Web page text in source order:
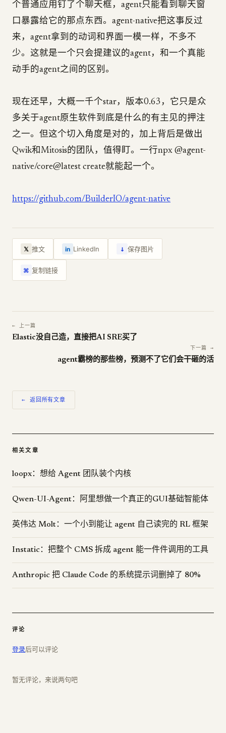
个普通应用钉了个聊天框，agent只能看到聊天窗
口暴露给它的那点东西。agent-native把这事反过
来，agent拿到的动词和界面一模一样，不多不
少。这就是一个只会提建议的agent，和一个真能
动手的agent之间的区别。
现在还早，大概一千个star，版本0.63，它只是众
多关于agent原生软件到底是什么的有主见的押注
之一。但这个切入角度是对的，加上背后是做出
Qwik和Mitosis的团队，值得盯。一行npx @agent-
native/core@latest create就能起一个。
https://github.com/BuilderIO/agent-native
𝕏 推文 in LinkedIn ↓ 保存图片
⌘ 复制链接
← 上一篇
Elastic没自己造，直接把AI SRE买了
下一篇 →
agent霸榜的那些榜，预测不了它们会干砸的活
← 返回所有文章
相关文章
loopx：想给 Agent 团队装个内核
Qwen-UI-Agent：阿里想做一个真正的GUI基础智能体
英伟达 Molt：一个小到能让 agent 自己读完的 RL 框架
Instatic：把整个 CMS 拆成 agent 能一件件调用的工具
Anthropic 把 Claude Code 的系统提示词删掉了 80%
评论
登录后可以评论
暂无评论，来说两句吧